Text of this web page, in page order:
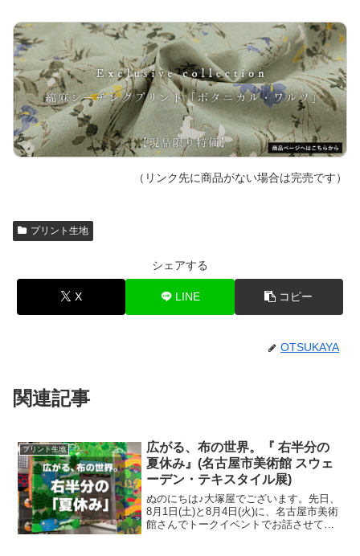
（リンク先に商品がない場合は完売です）
プリント生地
シェアする
X LINE コピー
OTSUKAYA
関連記事
プリント生地
広がる、布の世界。『 右半分の
夏休み』(名古屋市美術館 スウェ
ーデン・テキスタイル展)
ぬのにちは♪大塚屋でございます。先日、
8月1日(土)と8月4日(火)に、名古屋市美術
館さんでトークイベントでお話させてい